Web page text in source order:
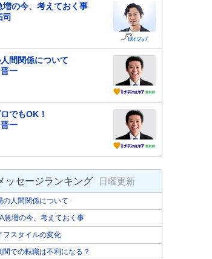
増の今、考えておく事
司
間関係について
一
でもOK！
一
ッセージランキング 日曜更新
の人間関係について
急増の今、考えておく事
フスタイルの変化
間での転職は不利になる？